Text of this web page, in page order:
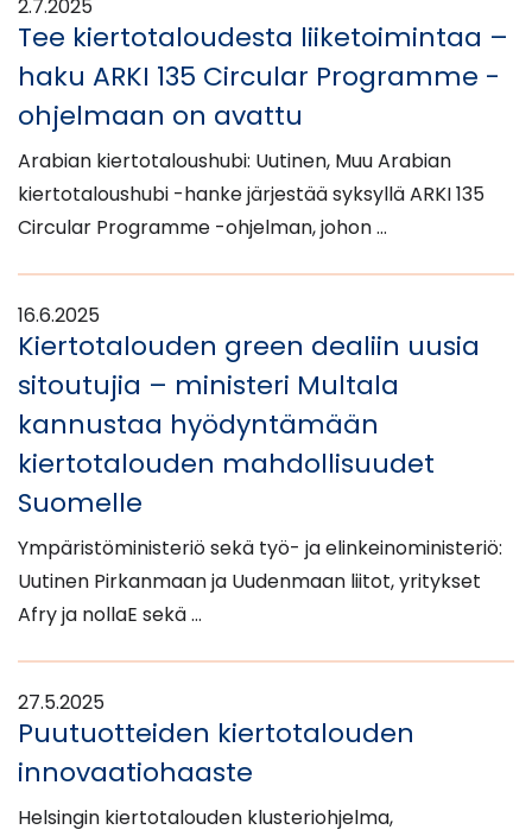
2.7.2025
Tee kiertotaloudesta liiketoimintaa –
haku ARKI 135 Circular Programme -
ohjelmaan on avattu
Arabian kiertotaloushubi: Uutinen, Muu Arabian
kiertotaloushubi -hanke järjestää syksyllä ARKI 135
Circular Programme -ohjelman, johon …
16.6.2025
Kiertotalouden green dealiin uusia
sitoutujia – ministeri Multala
kannustaa hyödyntämään
kiertotalouden mahdollisuudet
Suomelle
Ympäristöministeriö sekä työ- ja elinkeinoministeriö:
Uutinen Pirkanmaan ja Uudenmaan liitot, yritykset
Afry ja nollaE sekä …
27.5.2025
Puutuotteiden kiertotalouden
innovaatiohaaste
Helsingin kiertotalouden klusteriohjelma,